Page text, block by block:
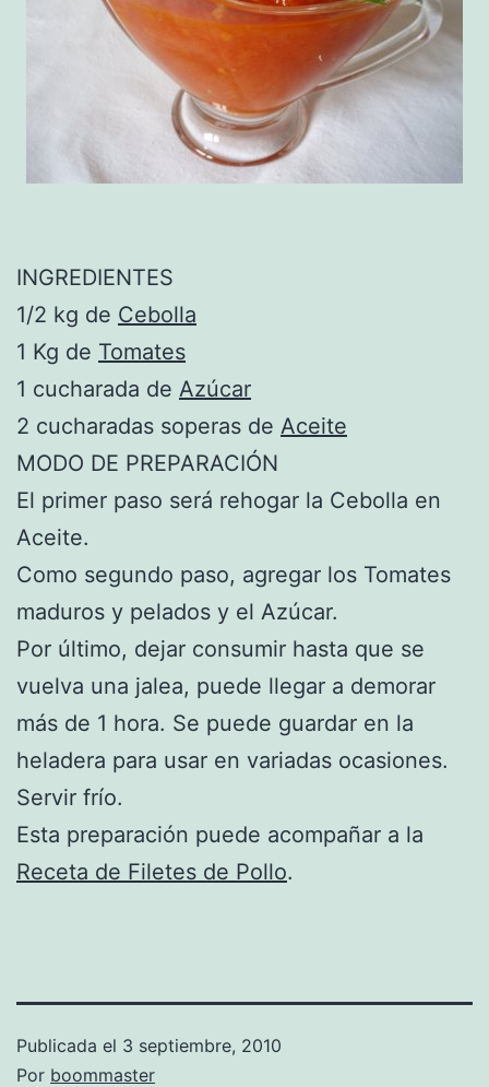
INGREDIENTES
1/2 kg de Cebolla
1 Kg de Tomates
1 cucharada de Azúcar
2 cucharadas soperas de Aceite
MODO DE PREPARACIÓN
El primer paso será rehogar la Cebolla en
Aceite.
Como segundo paso, agregar los Tomates
maduros y pelados y el Azúcar.
Por último, dejar consumir hasta que se
vuelva una jalea, puede llegar a demorar
más de 1 hora. Se puede guardar en la
heladera para usar en variadas ocasiones.
Servir frío.
Esta preparación puede acompañar a la
Receta de Filetes de Pollo.
Publicada el 3 septiembre, 2010
Por boommaster